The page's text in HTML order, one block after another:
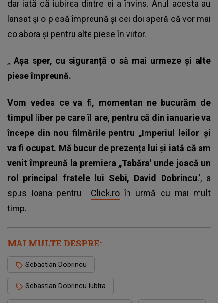
dar iată că iubirea dintre ei a învins. Anul acesta au
lansat și o piesă împreună și cei doi speră că vor mai
colabora și pentru alte piese în viitor.
„Așa sper, cu siguranță o să mai urmeze și alte
piese împreună.
Vom vedea ce va fi, momentan ne bucurăm de
timpul liber pe care îl are, pentru că din ianuarie va
începe din nou filmările pentru „Imperiul leilor' și
va fi ocupat. Mă bucur de prezența lui și iată că am
venit împreună la premiera „Tabăra' unde joacă un
rol principal fratele lui Sebi, David Dobrincu.', a
spus Ioana pentru Click.roîn urmă cu mai mult
timp.
MAI MULTE DESPRE:
Sebastian Dobrincu
Sebastian Dobrincu iubita